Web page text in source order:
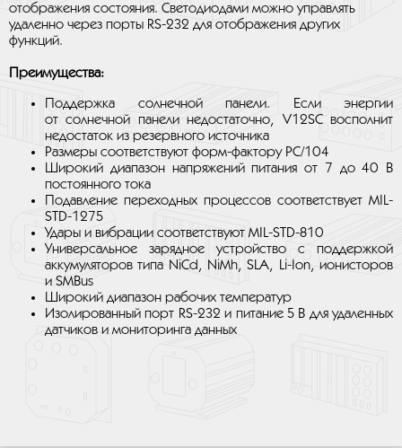
отображения состояния. Светодиодами можно управлять
удаленно через порты RS-232 для отображения других
функций.
Преимущества:
Поддержка солнечной панели. Если энергии
от солнечной панели недостаточно, V12SC восполнит
недостаток из резервного источника
Размеры соответствуют форм-фактору PC/104
Широкий диапазон напряжений питания от 7 до 40 В
постоянного тока
Подавление переходных процессов соответствует MIL-
STD-1275
Удары и вибрации соответствуют MIL-STD-810
Универсальное зарядное устройство с поддержкой
аккумуляторов типа NiCd, NiMh, SLA, Li-Ion, ионисторов
и SMBus
Широкий диапазон рабочих температур
Изолированный порт RS-232 и питание 5 В для удаленных
датчиков и мониторинга данных